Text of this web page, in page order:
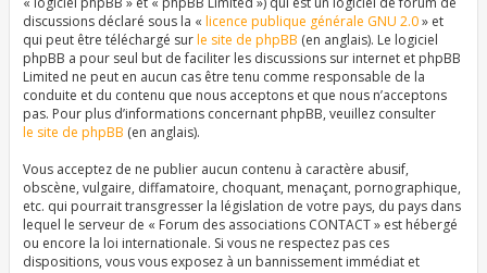
discussions déclaré sous la « licence publique générale GNU 2.0» et
qui peut être téléchargé surle site de phpBB (en anglais). Le logiciel
phpBB a pour seul but de faciliter les discussions sur internet et phpBB
Limited ne peut en aucun cas être tenu comme responsable de la
conduite et du contenu que nous acceptons et que nous n’acceptons
pas. Pour plus d’informations concernant phpBB, veuillez consulter
le site de phpBB (en anglais).
Vous acceptez de ne publier aucun contenu à caractère abusif,
obscène, vulgaire, diffamatoire, choquant, menaçant, pornographique,
etc. qui pourrait transgresser la législation de votre pays, du pays dans
lequel le serveur de « Forum des associations CONTACT » est hébergé
ou encore la loi internationale. Si vous ne respectez pas ces
dispositions, vous vous exposez à un bannissement immédiat et